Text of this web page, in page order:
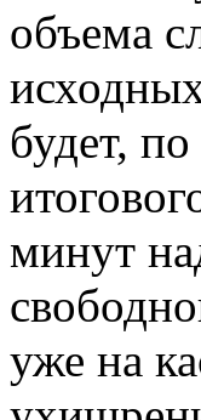
объема
будет,
минут
уже на